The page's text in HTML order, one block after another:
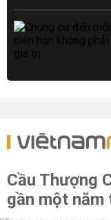
Cầu Thượng
gần một năm